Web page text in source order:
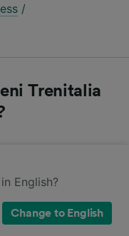
/
Trenitalia
Venezia.
English?
Change to English